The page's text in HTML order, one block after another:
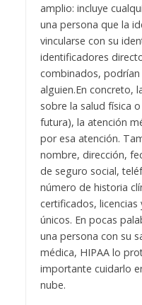
amplio: incluye
una persona que la
vincularse con su
identificadores
combinados,
alguien.En concreto,
sobre la salud física
futura), la atención
por esa atención.
nombre, dirección,
de seguro social,
número de historia
certificados,
únicos. En pocas
una persona con su
médica, HIPAA lo
importante cuidarlo
nube.